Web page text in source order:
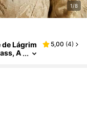
1/8
de Lágrim
A
5,00 (4)